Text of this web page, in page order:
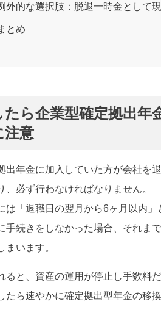
外的な選択肢：脱退一時金として
とめ
たら企業型確定拠出年
注意
出年金に加入していた方が会社を
、必ず行わなければなりません。
は「退職日の翌月から6ヶ月以内」
手続きをしなかった場合、それま
まいます。
ると、資産の運用が停止し手数料
たら速やかに確定拠出型年金の移